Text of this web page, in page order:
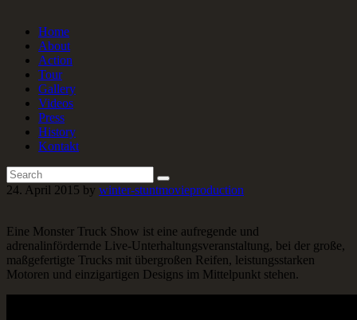
Home
About
Action
Tour
Gallery
Videos
Press
History
Kontakt
24. April 2015 by winter-stuntmovieproduction
Eine Monster Truck Show ist eine aufregende und
adrenalinfördernde Live-Unterhaltungsveranstaltung, bei der große,
maßgefertigte Trucks mit übergroßen Reifen, leistungsstarken
Motoren und einzigartigen Designs im Mittelpunkt stehen.